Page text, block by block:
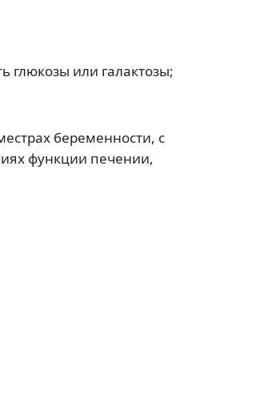
глюкозы или галактозы;
беременности, с
функции печении,